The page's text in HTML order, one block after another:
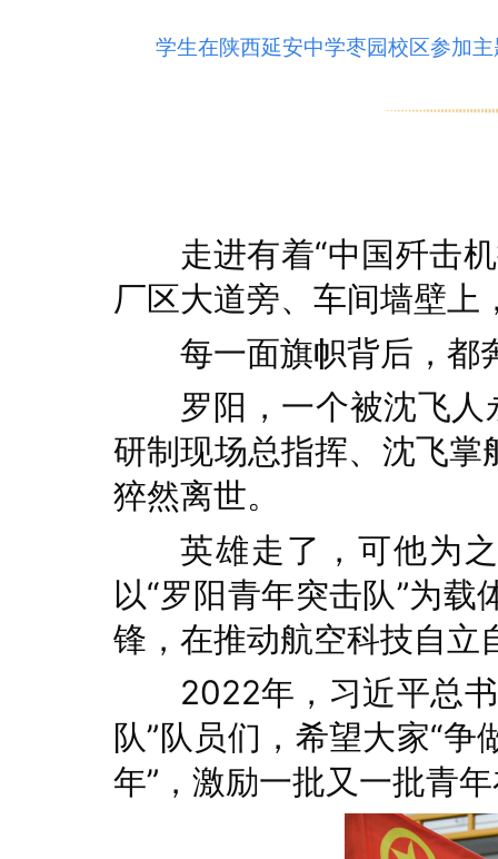
学生在陕西延安中学枣园校区参加主
走进有着“中国歼击
厂区大道旁、车间墙壁上
每一面旗帜背后，都
罗阳，一个被沈飞
研制现场总指挥、沈飞
猝然离世。
英雄走了，可他为
以“罗阳青年突击队”为
锋，在推动航空科技自立
2022年，习近平总
队”队员们，希望大家“
年”，激励一批又一批青